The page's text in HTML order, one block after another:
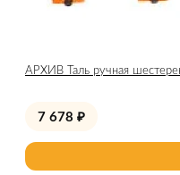
АРХИВ Таль ручная
7 678 ₽